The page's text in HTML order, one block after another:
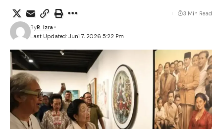
Last Updated: Juni 7, 2026 5:22 Pm
ByR. Izra
3 Min Read